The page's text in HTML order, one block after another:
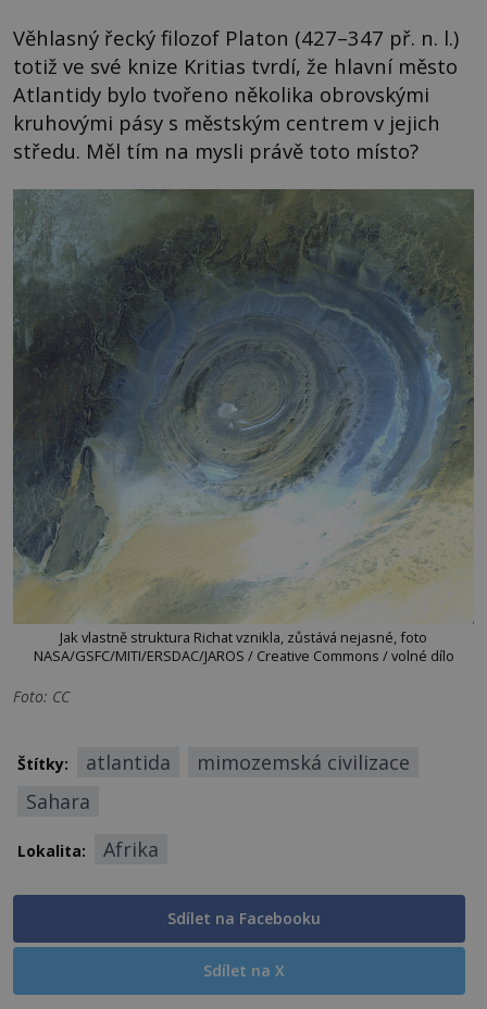
Věhlasný řecký filozof Platon (427–347 př. n. l.)
totiž ve své knize Kritias tvrdí, že hlavní město
Atlantidy bylo tvořeno několika obrovskými
kruhovými pásy s městským centrem v jejich
středu. Měl tím na mysli právě toto místo?
Jak vlastně struktura Richat vznikla, zůstává nejasné, foto
NASA/GSFC/MITI/ERSDAC/JAROS / Creative Commons / volné dílo
Foto: CC
Štítky: atlantida
mimozemská civilizace
Sahara
Lokalita: Afrika
Sdílet na Facebooku
Sdílet na X